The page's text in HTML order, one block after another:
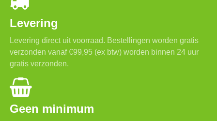
Levering
Levering direct uit voorraad. Bestellingen worden gratis
verzonden vanaf €99,95 (ex btw) worden binnen 24 uur
gratis verzonden.
Geen minimum